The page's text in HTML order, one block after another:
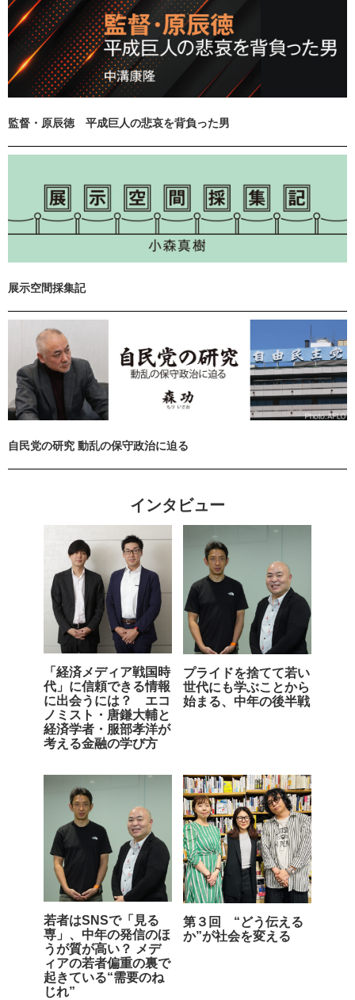
監督・原辰徳 平成巨人の悲哀を背負った男
展示空間採集記
自民党の研究 動乱の保守政治に迫る
インタビュー
「経済メディア戦国時
代」に信頼できる情報
に出会うには？ エコ
ノミスト・唐鎌大輔と
経済学者・服部孝洋が
考える金融の学び方
プライドを捨てて若い
世代にも学ぶことから
始まる、中年の後半戦
若者はSNSで「見る
専」、中年の発信のほ
うが質が高い？ メデ
ィアの若者偏重の裏で
起きている“需要のね
じれ”
第３回 “どう伝える
か”が社会を変える